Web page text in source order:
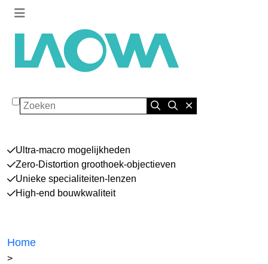
Zoeken
Ultra-macro mogelijkheden
Zero-Distortion groothoek-objectieven
Unieke specialiteiten-lenzen
High-end bouwkwaliteit
Home
>